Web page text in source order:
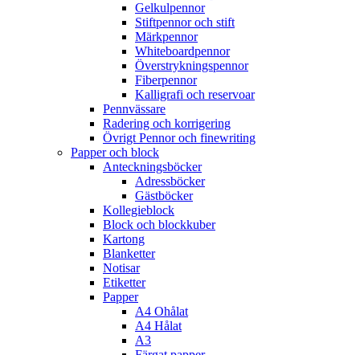
Gelkulpennor
Stiftpennor och stift
Märkpennor
Whiteboardpennor
Överstrykningspennor
Fiberpennor
Kalligrafi och reservoar
Pennvässare
Radering och korrigering
Övrigt Pennor och finewriting
Papper och block
Anteckningsböcker
Adressböcker
Gästböcker
Kollegieblock
Block och blockkuber
Kartong
Blanketter
Notisar
Etiketter
Papper
A4 Ohålat
A4 Hålat
A3